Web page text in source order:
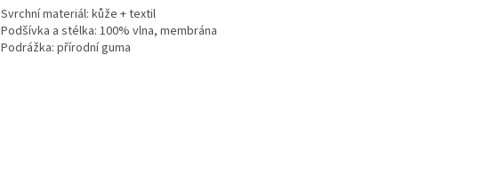
Svrchní materiál: kůže + textil
Podšívka a stélka: 100% vlna, membrána
Podrážka: přírodní guma